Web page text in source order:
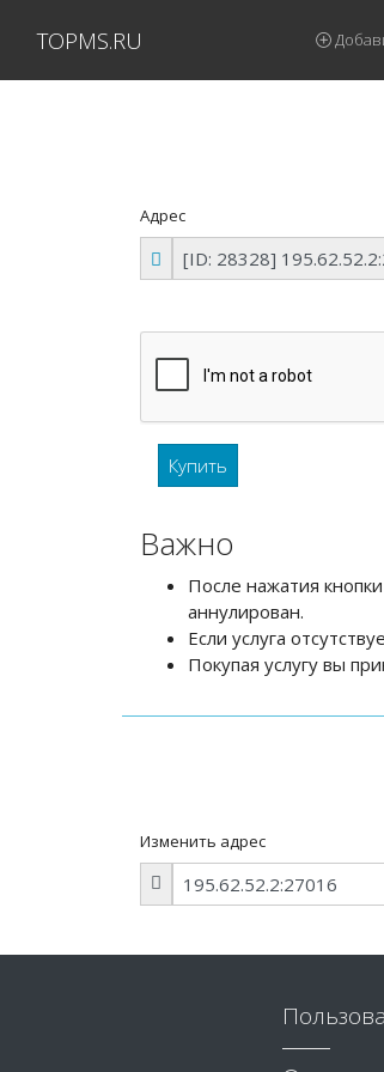
TOPMS.RU
Адрес
Важно
После нажатия
аннулирован.
Если услуга
Покупая услугу вы
Изменить адрес